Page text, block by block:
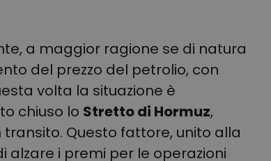
a maggior ragione se di natura
del prezzo del petrolio, con
volta la situazione è
chiuso lo Stretto di Hormuz,
Questo fattore, unito alla
i premi per le operazioni